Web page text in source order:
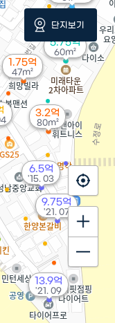
5.75억
60m²
1.75억
47m²
3.2억
80m²
13.9억
'21. 09
9.75억
'21. 07
6.5억
'15. 03
단지보기